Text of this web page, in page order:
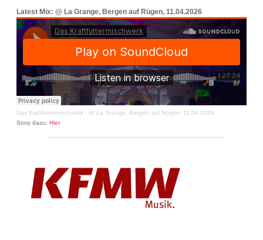
Latest Mix: @ La Grange, Bergen auf Rügen, 11.04.2026
Das Kraftfuttermischwerk · @ La Grange, Bergen auf Rügen, 11.04.2026
Story dazu: Hier.